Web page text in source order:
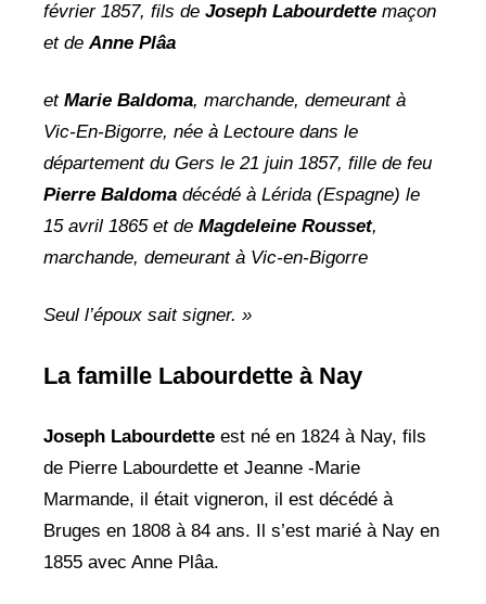
février 1857, fils de Joseph Labourdette maçon
et deAnne Plâa
et Marie Baldoma, marchande, demeurant à
Vic-En-Bigorre, née à Lectoure dans le
département du Gers le 21 juin 1857, fille de feu
Pierre Baldoma décédé à Lérida (Espagne) le
15 avril 1865 et de Magdeleine Rousset,
marchande, demeurant à Vic-en-Bigorre
Seul l’époux sait signer. »
La famille Labourdette à Nay
Joseph Labourdette est né en 1824 à Nay, fils
de Pierre Labourdette et Jeanne -Marie
Marmande, il était vigneron, il est décédé à
Bruges en 1808 à 84 ans. Il s’est marié à Nay en
1855 avec Anne Plâa.